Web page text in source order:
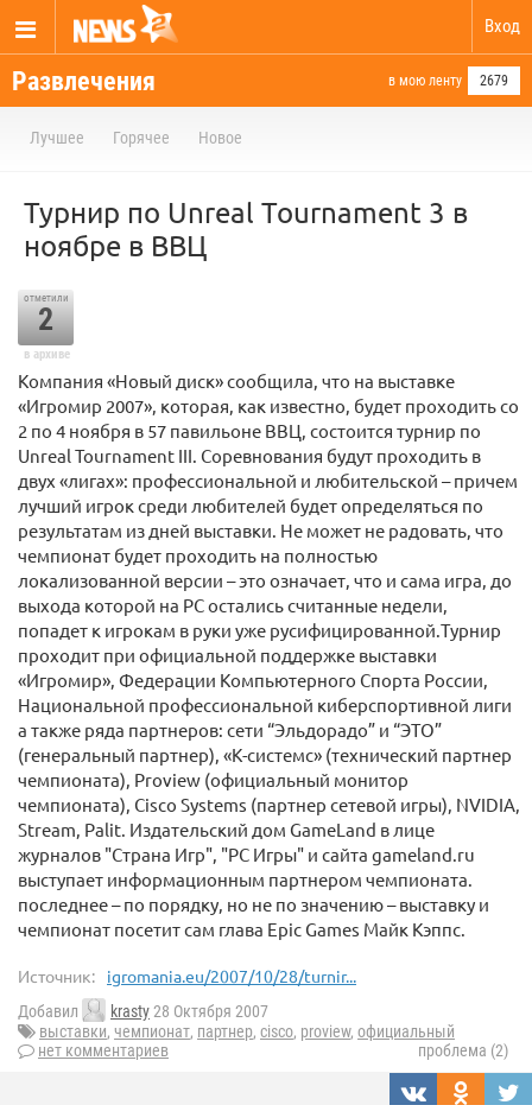
Вход
Развлечения в мою ленту 2679
Лучшее Горячее Новое
Турнир по Unreal Tournament 3 в
ноябре в ВВЦ
отметили
2
в архиве
Компания «Новый диск» сообщила, что на выставке
«Игромир 2007», которая, как известно, будет проходить со
2 по 4 ноября в 57 павильоне ВВЦ, состоится турнир по
Unreal Tournament III. Соревнования будут проходить в
двух «лигах»: профессиональной и любительской – причем
лучший игрок среди любителей будет определяться по
результатам из дней выставки. Не может не радовать, что
чемпионат будет проходить на полностью
локализованной версии – это означает, что и сама игра, до
выхода которой на PC остались считанные недели,
попадет к игрокам в руки уже русифицированной.Турнир
проходит при официальной поддержке выставки
«Игромир», Федерации Компьютерного Спорта России,
Национальной профессиональной киберспортивной лиги
а также ряда партнеров: сети “Эльдорадо” и “ЭТО”
(генеральный партнер), «К-системс» (технический партнер
чемпионата), Proview (официальный монитор
чемпионата), Cisco Systems (партнер сетевой игры), NVIDIA,
Stream, Palit. Издательский дом GameLand в лице
журналов "Страна Игр", "РС Игры" и сайта gameland.ru
выступает информационным партнером чемпионата.
последнее – по порядку, но не по значению – выставку и
чемпионат посетит сам глава Epic Games Майк Кэппс.
Источник: igromania.eu/2007/10/28/turnir...
Добавил krasty28 Октября 2007
выставки, чемпионат, партнер, cisco, proview, официальный
нет комментариев
проблема (2)